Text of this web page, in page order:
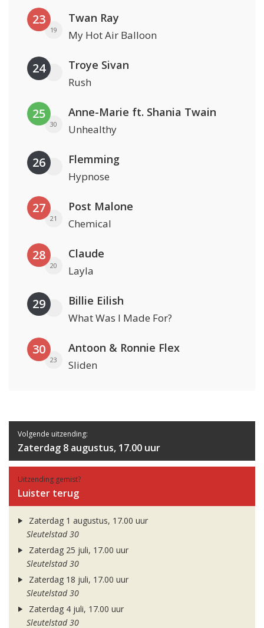
23
19
Twan Ray
My Hot Air Balloon
24 Troye Sivan
Rush
25
30
Anne-Marie ft. Shania Twain
Unhealthy
26 Flemming
Hypnose
27
21
Post Malone
Chemical
28
20
Claude
Layla
29 Billie Eilish
What Was I Made For?
30
23
Antoon & Ronnie Flex
Sliden
Volgende uitzending:
Zaterdag 8 augustus, 17.00 uur
Uitzending gemist?
Luister terug
Zaterdag 1 augustus, 17.00 uur
Sleutelstad 30
Zaterdag 25 juli, 17.00 uur
Sleutelstad 30
Zaterdag 18 juli, 17.00 uur
Sleutelstad 30
Zaterdag 4 juli, 17.00 uur
Sleutelstad 30